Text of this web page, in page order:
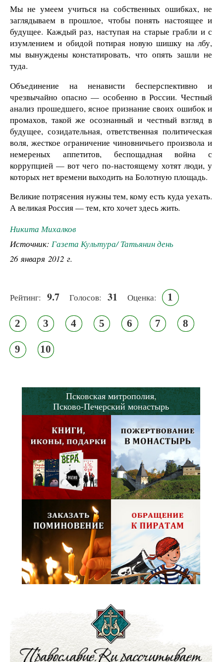
Мы не умеем учиться на собственных ошибках, не
заглядываем в прошлое, чтобы понять настоящее и
будущее. Каждый раз, наступая на старые грабли и с
изумлением и обидой потирая новую шишку на лбу,
мы вынуждены констатировать, что опять зашли не
туда.
Объединение на ненависти бесперспективно и
чрезвычайно опасно — особенно в России. Честный
анализ прошедшего, ясное признание своих ошибок и
промахов, такой же осознанный и честный взгляд в
будущее, созидательная, ответственная политическая
воля, жесткое ограничение чиновничьего произвола и
немереных аппетитов, беспощадная война с
коррупцией — вот чего по-настоящему хотят люди, у
которых нет времени выходить на Болотную площадь.
Великие потрясения нужны тем, кому есть куда уехать.
А великая Россия — тем, кто хочет здесь жить.
Никита Михалков
Источник: Газета Культура/ Татьянин день
26 января 2012 г.
Рейтинг: 9.7 Голосов: 31 Оценка: 1
2 3 4 5 6 7 8
9 10
Псковская митрополия,
Псково-Печерский монастырь